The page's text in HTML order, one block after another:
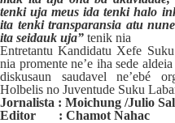
tenki uja meus ida tenkihalo
ita tenkitransparansia atu
ita seidauk uja” tenik nia
Entretantu Kandidatu Xefe
nia promente ne’e iha sede
diskusaun saudavel ne’ebé
Holbelis no Juventude Suku
Jornalista : Moichung /Julio
Editor : Chamot Nahac